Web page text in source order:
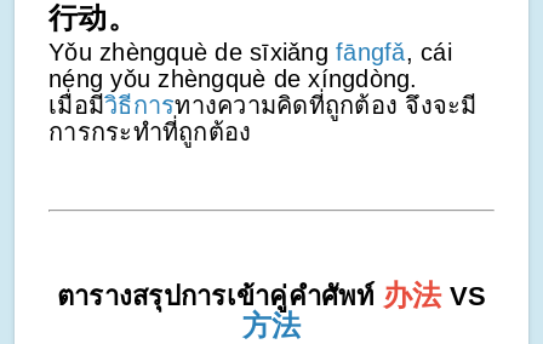
行动。
Yǒu zhèngquè de sīxiǎng fāngfǎ, cái
néng yǒu zhèngquè de xíngdòng.
เมื่อมีวิธีการทางความคิดที่ถูกต้อง จึงจะมี
การกระทำที่ถูกต้อง
ตารางสรุปการเข้าคู่คำศัพท์ 办法VS
方法